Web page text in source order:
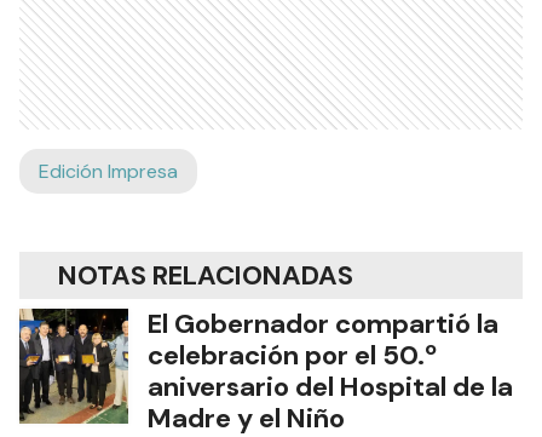
Edición Impresa
NOTAS RELACIONADAS
El Gobernador compartió la
celebración por el 50.º
aniversario del Hospital de la
Madre y el Niño